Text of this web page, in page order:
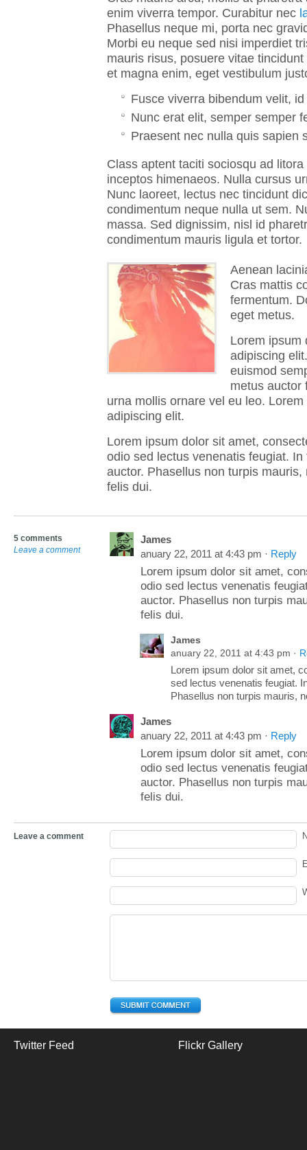
enim viverra tempor. Curabitur nec
Phasellus neque mi, porta nec
Morbi eu neque sed nisi imperdiet
mauris risus, posuere vitae
et magna enim, eget vestibulum
Fusce viverra bibendum velit,
Nunc erat elit, semper semper
Praesent nec nulla quis sapien
Class aptent taciti sociosqu ad
inceptos himenaeos. Nulla cursus
Nunc laoreet, lectus nec tincidunt
condimentum neque nulla ut sem.
massa. Sed dignissim, nisl id
condimentum mauris ligula et tortor.
Aenean
Cras mattis
fermentum.
eget metus.
Lorem ipsum
adipiscing
euismod
metus auctor
urna mollis ornare vel eu leo.
adipiscing elit.
Lorem ipsum dolor sit amet,
odio sed lectus venenatis feugiat.
auctor. Phasellus non turpis
felis dui.
5 comments
Leave a comment
James
anuary 22, 2011 at 4:43 pm · Reply
Lorem ipsum dolor sit amet,
odio sed lectus venenatis
auctor. Phasellus non turpis
felis dui.
James
anuary 22, 2011 at 4:43 pm ·
Lorem ipsum dolor sit amet,
sed lectus venenatis feugiat.
Phasellus non turpis mauris,
James
anuary 22, 2011 at 4:43 pm · Reply
Lorem ipsum dolor sit amet,
odio sed lectus venenatis
auctor. Phasellus non turpis
felis dui.
Leave a comment
Twitter Feed Flickr Gallery